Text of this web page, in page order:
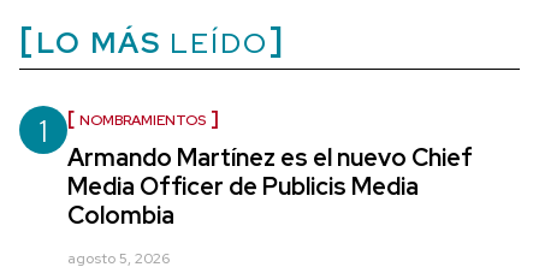
LO MÁS LEÍDO
1 NOMBRAMIENTOS
Armando Martínez es el nuevo Chief
Media Officer de Publicis Media
Colombia
agosto 5, 2026